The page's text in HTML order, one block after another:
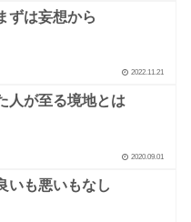
ずは妄想から
2022.11.21
人が至る境地とは
2020.09.01
いも悪いもなし